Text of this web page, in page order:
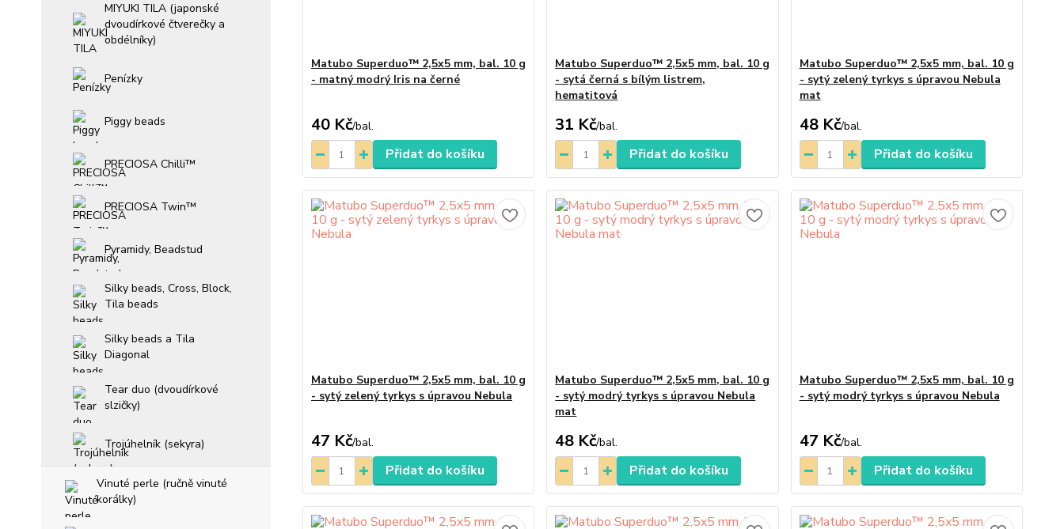
MIYUKI TILA (japonské
dvoudírkové čtverečky a
obdélníky)
Penízky
Piggy beads
PRECIOSA Chilli™
PRECIOSA Twin™
Pyramidy, Beadstud
Silky beads, Cross, Block,
Tila beads
Silky beads a Tila
Diagonal
Tear duo (dvoudírkové
slzičky)
Trojúhelník (sekyra)
Vinuté perle (ručně vinuté
korálky)
Matubo Superduo™ 2,5x5 mm, bal. 10 g
- matný modrý Iris na černé
40 Kč/bal.
Přidat do košíku
Matubo Superduo™ 2,5x5 mm, bal. 10 g
- sytá černá s bílým listrem,
hematitová
31 Kč/bal.
Přidat do košíku
Matubo Superduo™ 2,5x5 mm, bal. 10 g
- sytý zelený tyrkys s úpravou Nebula
mat
48 Kč/bal.
Přidat do košíku
Matubo Superduo™ 2,5x5 mm, bal. 10 g
- sytý zelený tyrkys s úpravou Nebula
47 Kč/bal.
Přidat do košíku
Matubo Superduo™ 2,5x5 mm, bal. 10 g
- sytý modrý tyrkys s úpravou Nebula
mat
48 Kč/bal.
Přidat do košíku
Matubo Superduo™ 2,5x5 mm, bal. 10 g
- sytý modrý tyrkys s úpravou Nebula
47 Kč/bal.
Přidat do košíku